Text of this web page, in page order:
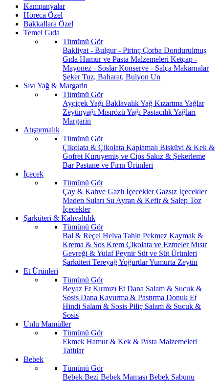
Kampanyalar
Horeca Özel
Bakkallara Özel
Temel Gıda
Tümünü Gör
Bakliyat - Bulgur - Pirinç Çorba Dondurulmuş
Gıda Hamur ve Pasta Malzemeleri Ketçap -
Mayonez - SoslarKonserve - Salça Makarnalar
ŞekerTuz, Baharat, Bulyon Un
Sıvı Yağ & Margarin
Tümünü Gör
Ayçiçek Yağı Baklavalık Yağ Kızartma Yağlar
Zeytinyağı Mısırözü Yağı Pastacılık Yağları
Margarin
Atıştırmalık
Tümünü Gör
Çikolata & Çikolata Kaplamalı Bisküvi & Kek &
Gofret Kuruyemiş ve Cips Sakız & Şekerleme
BarPastane ve Fırın Ürünleri
İçecek
Tümünü Gör
Çay & Kahve Gazlı İçeceklerGazsız İçecekler
Maden Suları Su Ayran & Kefir & Salep Toz
İçecekler
Şarküteri & Kahvaltılık
Tümünü Gör
Bal & Reçel Helva Tahin Pekmez Kaymak &
Krema & Sos Krem Çikolata ve EzmelerMısır
Gevreği & YulafPeynir Süt ve Süt Ürünleri
Şarküteri TereyağYoğurtlarYumurta Zeytin
Et Ürünleri
Tümünü Gör
Beyaz Et Kırmızı Et Dana Salam & Sucuk &
Sosis Dana Kavurma & Pastırma Donuk Et
Hindi Salam & Sosis Piliç Salam & Sucuk &
Sosis
Unlu Mamüller
Tümünü Gör
Ekmek Hamur & Kek & Pasta Malzemeleri
Tatlılar
Bebek
Tümünü Gör
Bebek Bezi Bebek Maması Bebek Sabunu